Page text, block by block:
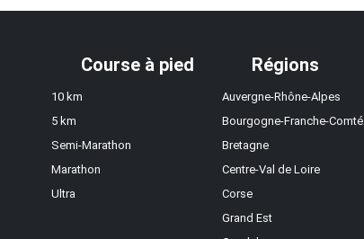
Course à pied
10 km
5 km
Semi-Marathon
Marathon
Ultra
Régions
Auvergne-Rhône-Alpes
Bourgogne-Franche-Comté
Bretagne
Centre-Val de Loire
Corse
Grand Est